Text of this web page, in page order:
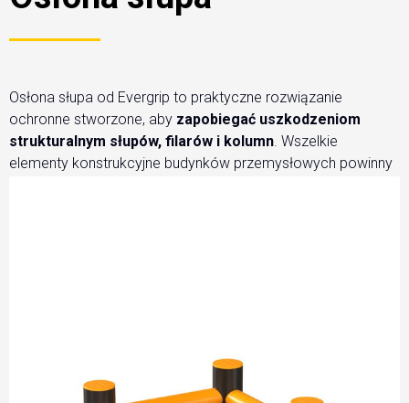
Osłona słupa od Evergrip to praktyczne rozwiązanie
ochronne stworzone, aby zapobiegać uszkodzeniom
strukturalnym słupów, filarów i kolumn. Wszelkie
elementy konstrukcyjne budynków przemysłowych powinny